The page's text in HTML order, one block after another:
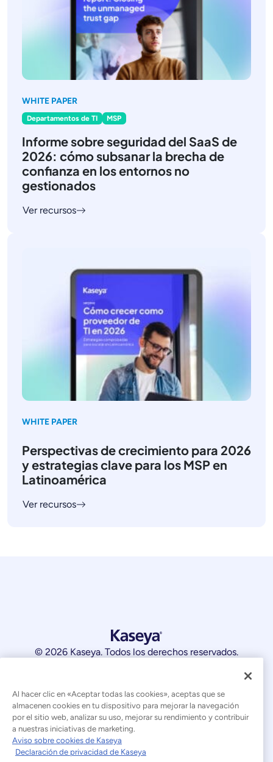
WHITE PAPER
Departamentos de TI MSP
Informe sobre seguridad del SaaS de
2026: cómo subsanar la brecha de
confianza en los entornos no
gestionados
Ver recursos
WHITE PAPER
Perspectivas de crecimiento para 2026
y estrategias clave para los MSP en
Latinoamérica
Ver recursos
© 2026 Kaseya. Todos los derechos reservados.
Declaración sobre la esclavitud moderna
Aviso legal Condiciones de uso del sitio web
Declaración de privacidad
Al hacer clic en «Aceptar todas las cookies», aceptas que se
almacenen cookies en tu dispositivo para mejorar la navegación
por el sitio web, analizar su uso, mejorar su rendimiento y contribuir
a nuestras iniciativas de marketing.
Aviso sobre cookies de Kaseya
Declaración de privacidad de Kaseya